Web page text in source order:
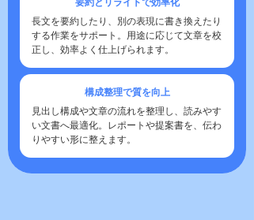
要約とリライトで効率化
長文を要約したり、別の表現に書き換えたり
する作業をサポート。用途に応じて文章を校
正し、効率よく仕上げられます。
構成整理で質を向上
見出し構成や文章の流れを整理し、読みやす
い文書へ最適化。レポートや提案書を、伝わ
りやすい形に整えます。